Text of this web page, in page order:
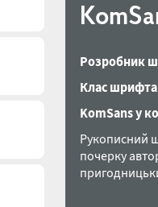
Розробник
Клас
KomSans у
Рукописний
почерку